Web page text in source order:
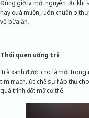
Đúng giờ là một nguyên tắc khi
hay quá muộn, luôn chuẩn bị
về bữa ăn.
Thói quen uống trà
Trà xanh được cho là một
tim mạch, ức chế sự hấp thụ
quá trình đốt mỡ cơ thể.